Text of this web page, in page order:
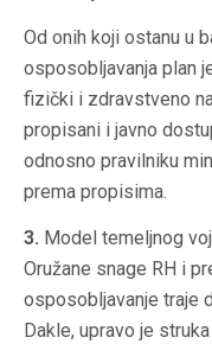
Od onih koji ostanu u
osposobljavanja plan
fizički i zdravstveno
propisani i javno
odnosno pravilniku
prema propisima.
3. ⁠Model temeljnog
Oružane snage RH i
osposobljavanje traje
Dakle, upravo je